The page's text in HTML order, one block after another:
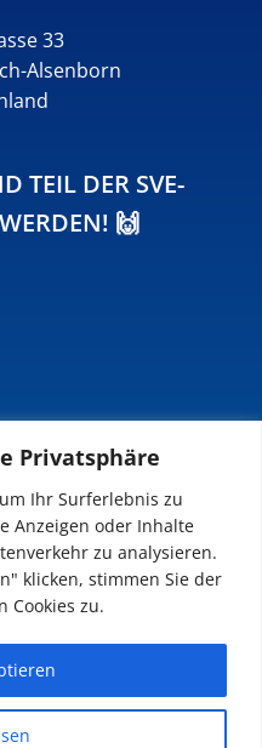
Privatsphäre
Ihr Surferlebnis zu
Anzeigen oder Inhalte
zu analysieren.
klicken, stimmen Sie der
Cookies zu.
33
Alsenborn
TEIL DER SVE-
🙌